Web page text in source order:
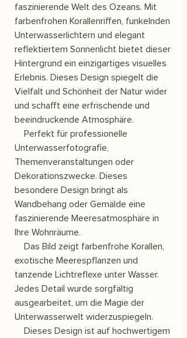
faszinierende Welt des Ozeans. Mit
farbenfrohen Korallenriffen, funkelnden
Unterwasserlichtern und elegant
reflektiertem Sonnenlicht bietet dieser
Hintergrund ein einzigartiges visuelles
Erlebnis. Dieses Design spiegelt die
Vielfalt und Schönheit der Natur wider
und schafft eine erfrischende und
beeindruckende Atmosphäre.
Perfekt für professionelle
Unterwasserfotografie,
Themenveranstaltungen oder
Dekorationszwecke. Dieses
besondere Design bringt als
Wandbehang oder Gemälde eine
faszinierende Meeresatmosphäre in
Ihre Wohnräume.
Das Bild zeigt farbenfrohe Korallen,
exotische Meerespflanzen und
tanzende Lichtreflexe unter Wasser.
Jedes Detail wurde sorgfältig
ausgearbeitet, um die Magie der
Unterwasserwelt widerzuspiegeln.
Dieses Design ist auf hochwertigem